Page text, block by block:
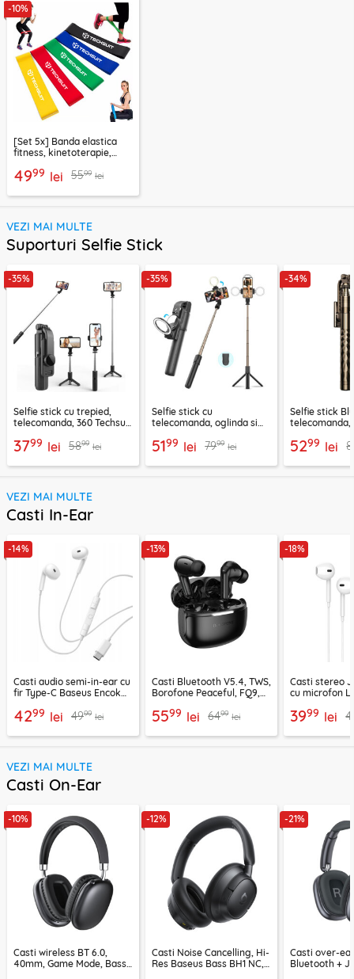
-10%
[Set 5x] Banda elastica
fitness, kinetoterapie,
4999 lei 5599 lei
VEZI MAI MULTE
Suporturi Selfie Stick
-35%
Selfie stick cu trepied,
telecomanda, 360 Techsuit
3799 lei 5899 lei
-35%
Selfie stick cu
telecomanda, oglinda si
5199 lei 7999 lei
-34%
Selfie stick
telecomanda,
5299 lei
VEZI MAI MULTE
Casti In-Ear
-14%
Casti audio semi-in-ear cu
fir Type-C Baseus Encok
4299 lei 4999 lei
-13%
Casti Bluetooth V5.4, TWS,
Borofone Peaceful, FQ9,
5599 lei 6499 lei
-18%
Casti stereo
cu microfon
3999 lei
VEZI MAI MULTE
Casti On-Ear
-10%
Casti wireless BT 6.0,
40mm, Game Mode, Bass
-12%
Casti Noise Cancelling, Hi-
Res Baseus Bass BH1 NC,
-21%
Casti over-
Bluetooth +